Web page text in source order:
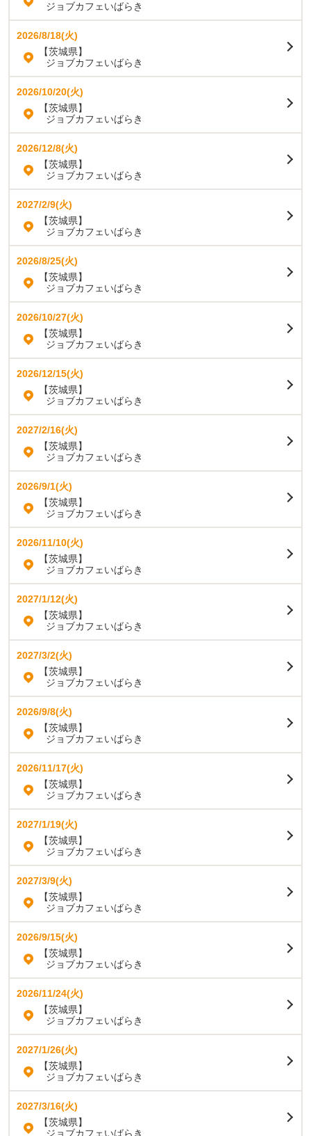
ジョブカフェいばらき
2026/8/18(火)
【茨城県】
ジョブカフェいばらき
2026/10/20(火)
【茨城県】
ジョブカフェいばらき
2026/12/8(火)
【茨城県】
ジョブカフェいばらき
2027/2/9(火)
【茨城県】
ジョブカフェいばらき
2026/8/25(火)
【茨城県】
ジョブカフェいばらき
2026/10/27(火)
【茨城県】
ジョブカフェいばらき
2026/12/15(火)
【茨城県】
ジョブカフェいばらき
2027/2/16(火)
【茨城県】
ジョブカフェいばらき
2026/9/1(火)
【茨城県】
ジョブカフェいばらき
2026/11/10(火)
【茨城県】
ジョブカフェいばらき
2027/1/12(火)
【茨城県】
ジョブカフェいばらき
2027/3/2(火)
【茨城県】
ジョブカフェいばらき
2026/9/8(火)
【茨城県】
ジョブカフェいばらき
2026/11/17(火)
【茨城県】
ジョブカフェいばらき
2027/1/19(火)
【茨城県】
ジョブカフェいばらき
2027/3/9(火)
【茨城県】
ジョブカフェいばらき
2026/9/15(火)
【茨城県】
ジョブカフェいばらき
2026/11/24(火)
【茨城県】
ジョブカフェいばらき
2027/1/26(火)
【茨城県】
ジョブカフェいばらき
2027/3/16(火)
【茨城県】
ジョブカフェいばらき